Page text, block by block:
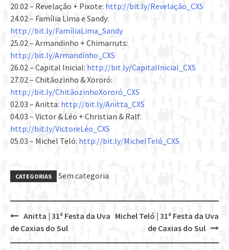
20.02 – Revelação + Pixote: http://bit.ly/Revelação_CXS
24.02 – Família Lima e Sandy:
http://bit.ly/FamíliaLima_Sandy
25.02 – Armandinho + Chimarruts:
http://bit.ly/Armandinho_CXS
26.02 – Capital Inicial: http://bit.ly/CapitalInicial_CXS
27.02 – Chitãozinho & Xororó:
http://bit.ly/ChitãozinhoXororó_CXS
02.03 – Anitta: http://bit.ly/Anitta_CXS
04.03 – Victor & Léo + Christian & Ralf:
http://bit.ly/VictoreLéo_CXS
05.03 – Michel Teló: http://bit.ly/MichelTeló_CXS
CATEGORIAS Sem categoria
Post
navigation
Michel Teló | 31ª Festa da Uva
de Caxias do Sul
Anitta | 31ª Festa da Uva
de Caxias do Sul